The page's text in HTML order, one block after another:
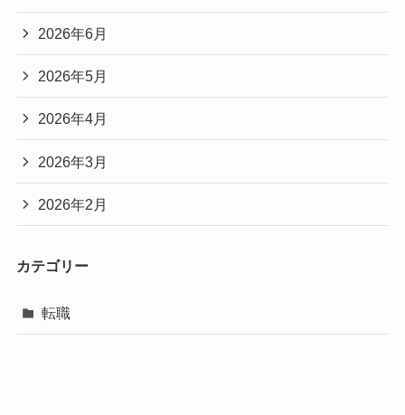
2026年6月
2026年5月
2026年4月
2026年3月
2026年2月
カテゴリー
転職